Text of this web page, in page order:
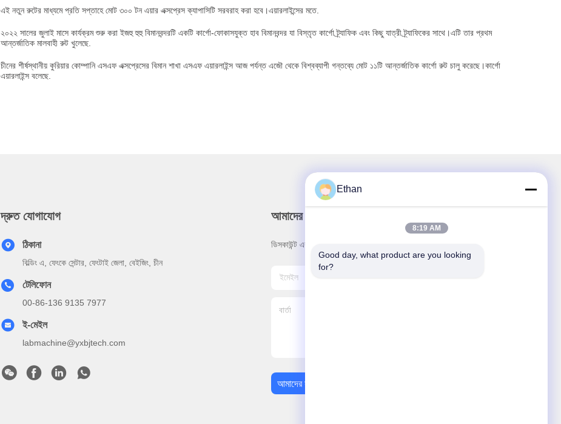
এই নতুন রুটের মাধ্যমে প্রতি সপ্তাহে মোট ৩০০ টন এয়ার এক্সপ্রেস ক্যাপাসিটি সরবরাহ করা হবে।এয়ারলাইন্সের মতে.
২০২২ সালের জুলাই মাসে কার্যক্রম শুরু করা ইজহু হুহু বিমানবন্দরটি একটি কার্গো-ফোকাসযুক্ত হাব বিমানবন্দর যা বিস্তৃত কার্গো ট্র্যাফিক এবং কিছু যাত্রী ট্র্যাফিকের সাথে।এটি তার প্রথম
আন্তর্জাতিক মালবাহী রুট খুলেছে.
চীনের শীর্ষস্থানীয় কুরিয়ার কোম্পানি এসএফ এক্সপ্রেসের বিমান শাখা এসএফ এয়ারলাইন্স আজ পর্যন্ত এজৌ থেকে বিশ্বব্যাপী গন্তব্যে মোট ১১টি আন্তর্জাতিক কার্গো রুট চালু করেছে।কার্গো
এয়ারলাইন্স বলেছে.
দ্রুত যোগাযোগ
ঠিকানা
বিল্ডিং এ, ফেংকে সেন্টার, ফেংটাই জেলা, বেইজিং, চীন
টেলিফোন
00-86-136 9135 7977
ই-মেইল
labmachine@yxbjtech.com
আমাদের নিউজলেটার
ডিসকাউন্ট এবং আরো জন্য আমাদের নিউজলেটার সদস্যতা.
আমাদের সাথে যোগাযোগ করুন
Ethan
8:19 AM
Good day, what product are you looking
for?